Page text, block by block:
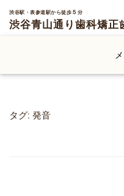
渋谷駅・表参道駅から徒歩 ５ 分
渋谷青山通り歯科矯正
タグ: 発音